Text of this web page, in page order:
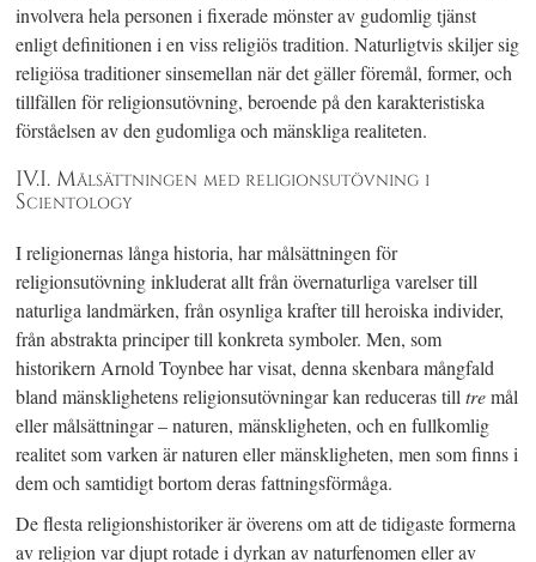
involvera hela personen i fixerade mönster av gudomlig tjänst
enligt definitionen i en viss religiös tradition. Naturligtvis skiljer sig
religiösa traditioner sinsemellan när det gäller föremål, former, och
tillfällen för religionsutövning, beroende på den karakteristiska
förståelsen av den gudomliga och mänskliga realiteten.
IV.I. Målsättningen med religionsutövning i
Scientology
I religionernas långa historia, har målsättningen för
religionsutövning inkluderat allt från övernaturliga varelser till
naturliga landmärken, från osynliga krafter till heroiska individer,
från abstrakta principer till konkreta symboler. Men, som
historikern Arnold Toynbee har visat, denna skenbara mångfald
bland mänsklighetens religionsutövningar kan reduceras till tremål
eller målsättningar – naturen, mänskligheten, och en fullkomlig
realitet som varken är naturen eller mänskligheten, men som finns i
dem och samtidigt bortom deras fattningsförmåga.
De flesta religionshistoriker är överens om att de tidigaste formerna
av religion var djupt rotade i dyrkan av naturfenomen eller av